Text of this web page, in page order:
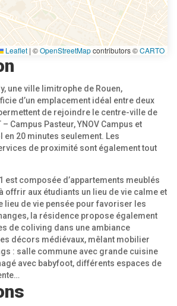
Leaflet | ©OpenStreetMapcontributors ©CARTO
une ville limitrophe de Rouen,
d’un emplacement idéal entre deux
de rejoindre le centre-ville de
– Campus Pasteur, YNOV Campus et
en 20 minutes seulement. Les
de proximité sont également tout
est composée d’appartements meublés
offrir aux étudiants un lieu de vie calme et
lieu de vie pensée pour favoriser les
la résidence propose également
de coliving dans une ambiance
décors médiévaux, mêlant mobilier
: salle commune avec grande cuisine
avec babyfoot, différents espaces de